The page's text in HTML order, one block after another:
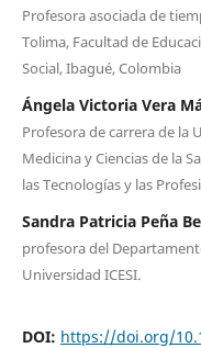
Profesora asociada de
Tolima, Facultad de
Social, Ibagué, Colombia
Ángela Victoria Vera
Profesora de carrera de la
Medicina y Ciencias de la
las Tecnologías y las
Sandra Patricia Peña
profesora del
Universidad ICESI.
DOI: https://doi.org/